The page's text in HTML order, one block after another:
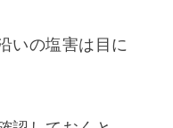
いの塩害は目に